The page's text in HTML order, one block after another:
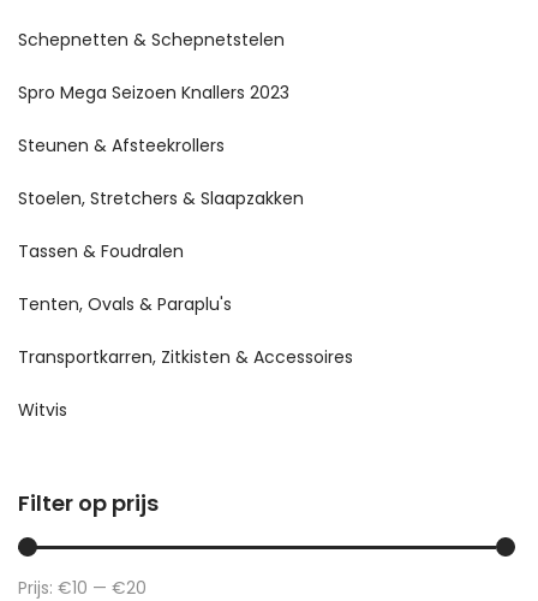
Schepnetten & Schepnetstelen
Spro Mega Seizoen Knallers 2023
Steunen & Afsteekrollers
Stoelen, Stretchers & Slaapzakken
Tassen & Foudralen
Tenten, Ovals & Paraplu's
Transportkarren, Zitkisten & Accessoires
Witvis
Filter op prijs
Prijs: €10 — €20